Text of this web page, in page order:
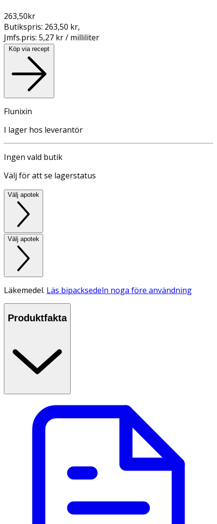
263,50kr
Butikspris: 263,50 kr,
Jmfs.pris: 5,27 kr / milliliter
Köp via recept
Flunixin
I lager hos leverantör
Ingen vald butik
Välj för att se lagerstatus
Välj apotek
Välj apotek
Läkemedel. Läs bipacksedeln noga före användning
Produktfakta